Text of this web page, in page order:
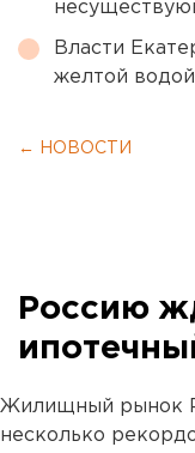
Власти
желтой водой
← НОВОСТИ
Россию
Жилищный рынок
несколько